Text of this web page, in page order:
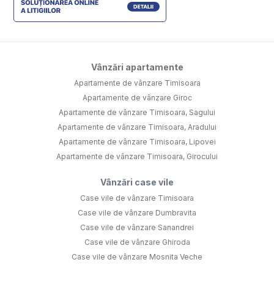
Vânzări apartamente
Apartamente de vânzare Timisoara
Apartamente de vânzare Giroc
Apartamente de vânzare Timisoara, Sagului
Apartamente de vânzare Timisoara, Aradului
Apartamente de vânzare Timisoara, Lipovei
Apartamente de vânzare Timisoara, Girocului
Vânzări case vile
Case vile de vânzare Timisoara
Case vile de vânzare Dumbravita
Case vile de vânzare Sanandrei
Case vile de vânzare Ghiroda
Case vile de vânzare Mosnita Veche